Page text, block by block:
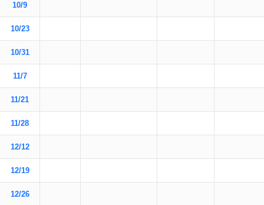
10/9
10/23
10/31
11/7
11/21
11/28
12/12
12/19
12/26